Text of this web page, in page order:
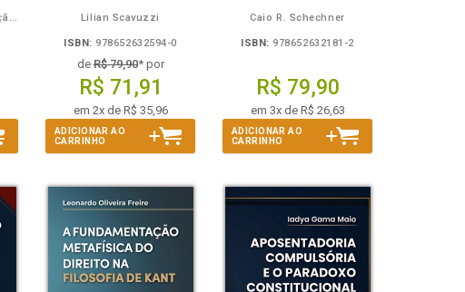
Julia Ward Howe - Tradução: Osvaldo Ferreira de Carvalho Lilian Scavuzzi
ISBN: 978652632594-0
deR$ 79,90* por
R$ 71,91
em 2x de R$ 35,96
ADICIONAR AO
CARRINHO
Caio R. Schechner
ISBN: 978652632181-2
R$ 79,90
em 3x de R$ 26,63
ADICIONAR AO
CARRINHO